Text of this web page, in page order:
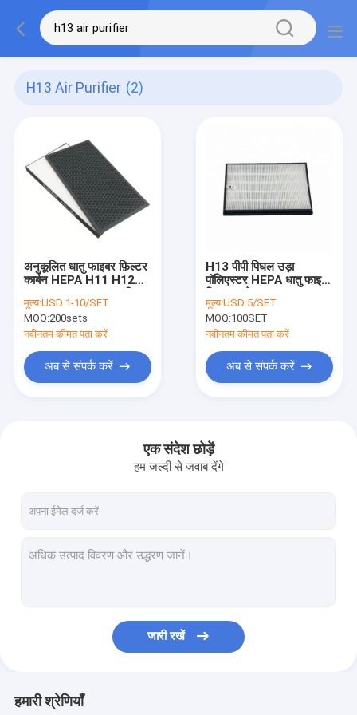
H13 Air Purifier (2)
अनुकूलित धातु फाइबर फ़िल्टर
कार्बन HEPA H11 H12
एयर क्लीनर शोधक
मूल्य:USD 1-10/SET
MOQ:200sets
नवीनतम कीमत पता करें
अब से संपर्क करें
H13 पीपी पिघल उड़ा
पॉलिएस्टर HEPA धातु फाइबर
मूल्य:USD 5/SET
MOQ:100SET
नवीनतम कीमत पता करें
अब से संपर्क करें
एक संदेश छोड़ें
हम जल्दी से जवाब देंगे
जारी रखें
हमारी श्रेणियाँ